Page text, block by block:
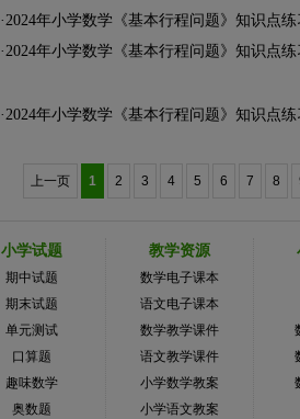
·2024年小学数学《基本行程问题》知识点
·2024年小学数学《基本行程问题》知识点
·2024年小学数学《基本行程问题》知识点
上一页 1 2 3 4 5 6 7 8
小学试题
期中试题
期末试题
单元测试
口算题
趣味数学
奥数题
教学资源
数学电子课本
语文电子课本
数学教学课件
语文教学课件
小学数学教案
小学语文教案